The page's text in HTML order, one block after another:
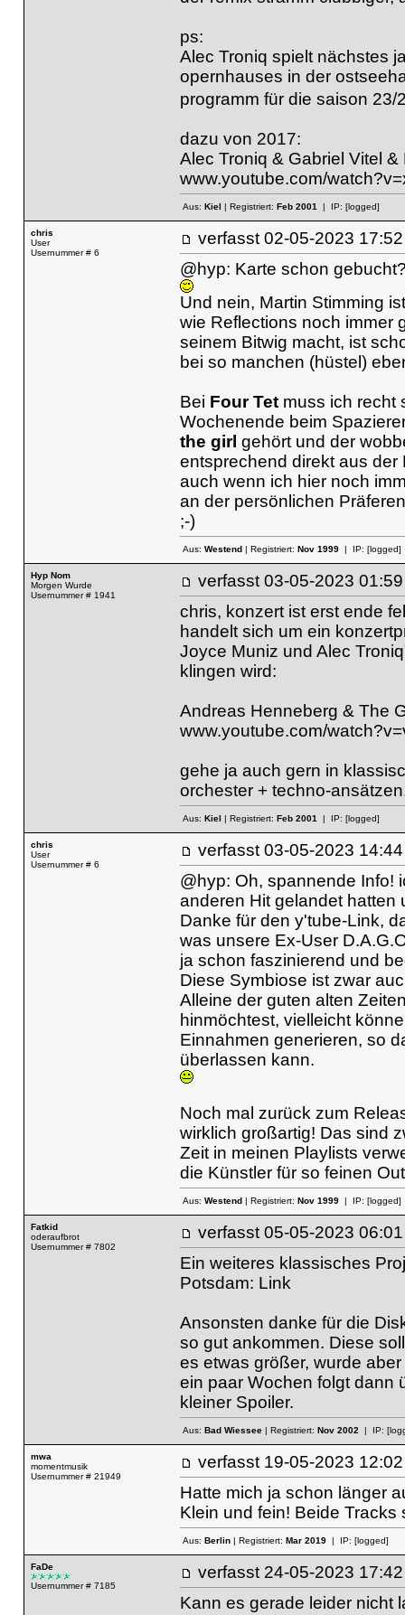
ps:
Alec Troniq spielt nächstes
opernhauses in der
programm für die saison
dazu von 2017:
Alec Troniq & Gabriel Vitel
www.youtube.com/
Aus: Kiel | Registriert: Feb 2001| IP: [logged]
chris
User
Usernummer # 6
verfasst 02-05-2023
@hyp: Karte schon
Und nein, Martin Stimming
wie Reflections noch immer
seinem Bitwig macht, ist
bei so manchen (hüstel)
Bei Four Tetmuss ich recht
Wochenende beim
the girl gehört und der
entsprechend direkt aus der
auch wenn ich hier noch
an der persönlichen
;-)
Aus: Westend| Registriert: Nov 1999| IP: [logged]
Hyp Nom
Morgen Wurde
Usernummer # 1941
verfasst 03-05-2023
chris, konzert ist erst ende
handelt sich um ein
Joyce Muniz und Alec
klingen wird:
Andreas Henneberg & The
www.youtube.com/
gehe ja auch gern in
orchester + techno-
Aus: Kiel | Registriert: Feb 2001| IP: [logged]
chris
User
Usernummer # 6
verfasst 03-05-2023
@hyp: Oh, spannende Info!
anderen Hit gelandet
Danke für den y'tube-Link,
was unsere Ex-User
ja schon faszinierend und
Diese Symbiose ist zwar
Alleine der guten alten
hinmöchtest, vielleicht
Einnahmen generieren, so
überlassen kann.
Noch mal zurück zum
wirklich großartig! Das sind
Zeit in meinen Playlists
die Künstler für so feinen
Aus: Westend| Registriert: Nov 1999| IP: [logged]
Fatkid
oderaufbrot
Usernummer # 7802
verfasst 05-05-2023
Ein weiteres klassisches
Potsdam: Link
Ansonsten danke für die
so gut ankommen. Diese
es etwas größer, wurde
ein paar Wochen folgt dann
kleiner Spoiler.
Aus: Bad Wiessee| Registriert: Nov 2002| IP:
mwa
momentmusik
Usernummer # 21949
verfasst 19-05-2023
Hatte mich ja schon länger
Klein und fein! Beide Tracks
Aus: Berlin| Registriert: Mar 2019| IP: [logged]
FaDe
Usernummer # 7185
verfasst 24-05-2023
Kann es gerade leider nicht